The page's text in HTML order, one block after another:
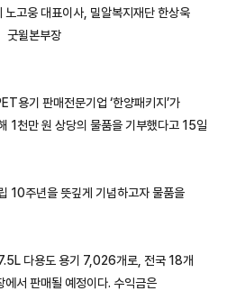
고웅 대표이사, 밀알복지재단 한상욱
굿윌본부장
용기 판매전문기업 ‘한양패키지’가
1천만 원 상당의 물품을 기부했다고 15일
10주년을 뜻깊게 기념하고자 물품을
다용도 용기 7,026개로, 전국 18개
서 판매될 예정이다. 수익금은